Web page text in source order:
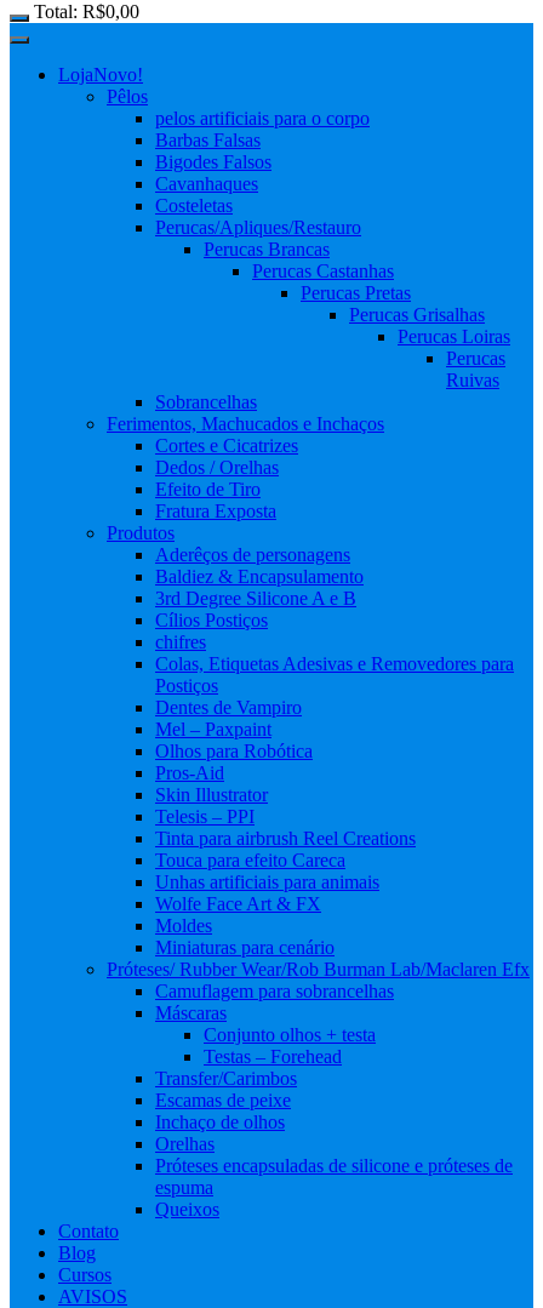
Total: R$0,00
LojaNovo!
Pêlos
pelos artificiais para o corpo
Barbas Falsas
Bigodes Falsos
Cavanhaques
Costeletas
Perucas/Apliques/Restauro
Perucas Brancas
Perucas Castanhas
Perucas Pretas
Perucas Grisalhas
Perucas Loiras
Perucas
Ruivas
Sobrancelhas
Ferimentos, Machucados e Inchaços
Cortes e Cicatrizes
Dedos / Orelhas
Efeito de Tiro
Fratura Exposta
Produtos
Aderêços de personagens
Baldiez & Encapsulamento
3rd Degree Silicone A e B
Cílios Postiços
chifres
Colas, Etiquetas Adesivas e Removedores para
Postiços
Dentes de Vampiro
Mel – Paxpaint
Olhos para Robótica
Pros-Aid
Skin Illustrator
Telesis – PPI
Tinta para airbrush Reel Creations
Touca para efeito Careca
Unhas artificiais para animais
Wolfe Face Art & FX
Moldes
Miniaturas para cenário
Próteses/ Rubber Wear/Rob Burman Lab/Maclaren Efx
Camuflagem para sobrancelhas
Máscaras
Conjunto olhos + testa
Testas – Forehead
Transfer/Carimbos
Escamas de peixe
Inchaço de olhos
Orelhas
Próteses encapsuladas de silicone e próteses de
espuma
Queixos
Contato
Blog
Cursos
AVISOS